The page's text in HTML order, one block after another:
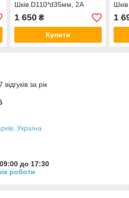
Шків D110*d35мм, 2А
1 650₴
Купити
1
за рік
Україна
до 17:30
роботи